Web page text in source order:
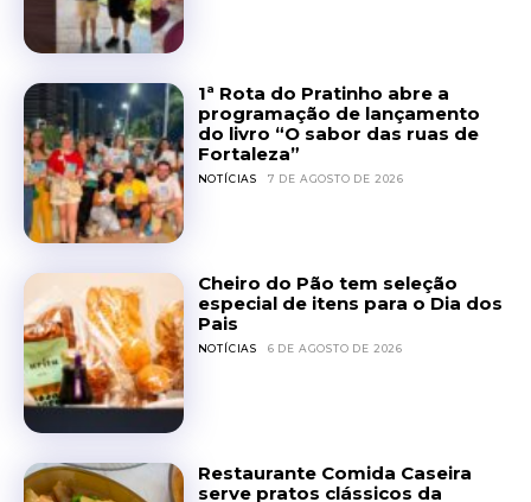
1ª Rota do Pratinho abre a
programação de lançamento
do livro “O sabor das ruas de
Fortaleza”
NOTÍCIAS 7 DE AGOSTO DE 2026
Cheiro do Pão tem seleção
especial de itens para o Dia dos
Pais
NOTÍCIAS 6 DE AGOSTO DE 2026
Restaurante Comida Caseira
serve pratos clássicos da